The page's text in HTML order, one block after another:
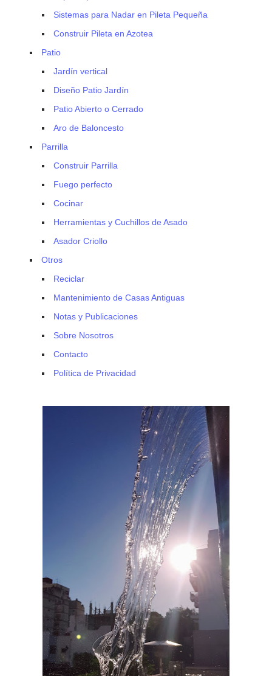
Sistemas para Nadar en Pileta Pequeña
Construir Pileta en Azotea
Patio
Jardín vertical
Diseño Patio Jardín
Patio Abierto o Cerrado
Aro de Baloncesto
Parrilla
Construir Parrilla
Fuego perfecto
Cocinar
Herramientas y Cuchillos de Asado
Asador Criollo
Otros
Reciclar
Mantenimiento de Casas Antiguas
Notas y Publicaciones
Sobre Nosotros
Contacto
Política de Privacidad